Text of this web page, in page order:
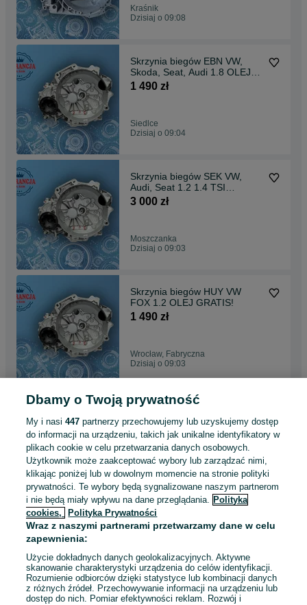
Kraśnik
Dzisiaj o 09:08
Skrzynia biegów EBN VW,
Skoda, Seat, Audi 1.8 OLEJ
GRATIS!
1 490 zł
Siedlce
Dzisiaj o 09:04
Skrzynia biegów SEK VW,
Audi, Seat 1.2 1.4 TSI
Gwarancja
3 000 zł
Moszczanka
Dzisiaj o 09:03
Skrzynia biegów HUY VW
FOX 1.2 OLEJ GRATIS!
1 490 zł
Wrocław, Fabryczna
Dzisiaj o 09:03
Skrzynia biegów TJV VW
Caddy 1.6 OLEJ GRATIS!
3 500 zł
Warszawa, Mokotów
Dzisiaj o 09:03
Skrzynia biegów GEW Skoda,
Seat, Audi, VW 1.4 OLEJ
Toruń
Dzisiaj o 09:03
Dbamy o Twoją prywatność
My i nasi447 partnerzy przechowujemy lub uzyskujemy dostęp
do informacji na urządzeniu, takich jak unikalne identyfikatory w
plikach cookie w celu przetwarzania danych osobowych.
Użytkownik może zaakceptować wybory lub zarządzać nimi,
klikając poniżej lub w dowolnym momencie na stronie polityki
prywatności. Te wybory będą sygnalizowane naszym partnerom
i nie będą miały wpływu na dane przeglądania. Polityka
cookies,
Polityka Prywatności
Wraz z naszymi partnerami przetwarzamy dane w celu
zapewnienia:
Użycie dokładnych danych geolokalizacyjnych. Aktywne
skanowanie charakterystyki urządzenia do celów identyfikacji.
Rozumienie odbiorców dzięki statystyce lub kombinacji danych
z różnych źródeł. Przechowywanie informacji na urządzeniu lub
dostęp do nich. Pomiar efektywności reklam. Rozwój i